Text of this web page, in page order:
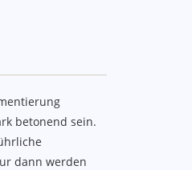
betonend sein.
dann werden